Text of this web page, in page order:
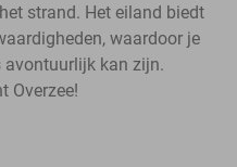
strand. Het eiland biedt
waardoor je
kan zijn.
Overzee!